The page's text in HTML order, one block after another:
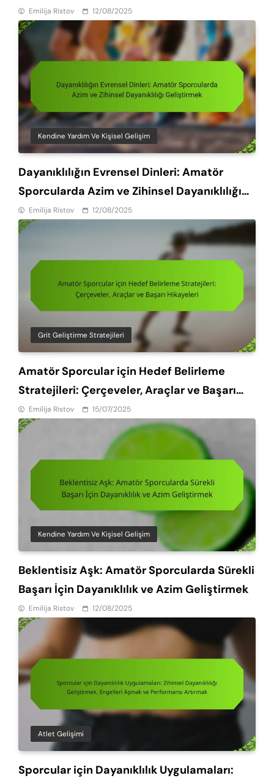
Hedeflere Ulaşma
Emilija Ristov 12/08/2025
Kendine Yardım Ve Kişisel Gelişim
Dayanıklılığın Evrensel Dinleri: Amatör
Sporcularda Azim ve Zihinsel Dayanıklılığı
Geliştirmek
Emilija Ristov 12/08/2025
Grit Geliştirme Stratejileri
Amatör Sporcular için Hedef Belirleme
Stratejileri: Çerçeveler, Araçlar ve Başarı
Hikayeleri
Emilija Ristov 15/07/2025
Kendine Yardım Ve Kişisel Gelişim
Beklentisiz Aşk: Amatör Sporcularda Sürekli
Başarı İçin Dayanıklılık ve Azim Geliştirmek
Emilija Ristov 12/08/2025
Atlet Gelişimi
Sporcular için Dayanıklılık Uygulamaları: